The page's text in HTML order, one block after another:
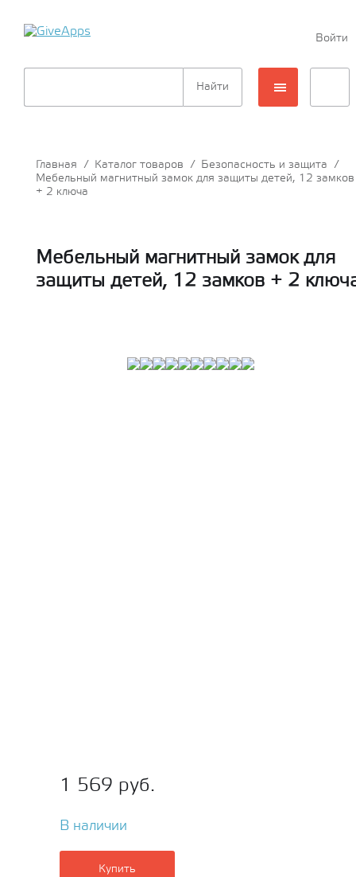
Войти
Главная / Каталог товаров / Безопасность и защита /
Мебельный магнитный замок для защиты детей, 12 замков
+ 2 ключа
Мебельный магнитный замок для
защиты детей, 12 замков + 2
1 569 руб.
В наличии
Купить